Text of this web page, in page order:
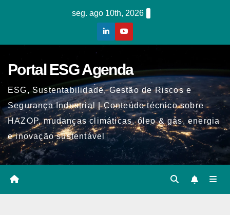
seg. ago 10th, 2026
Portal ESG Agenda
ESG, Sustentabilidade, Gestão de Riscos e
Segurança Industrial | Conteúdo técnico sobre
HAZOP, mudanças climáticas, óleo & gás, energia
e inovação sustentável